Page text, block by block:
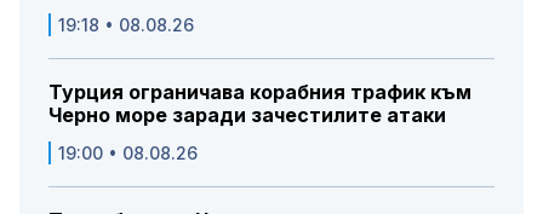
19:18 • 08.08.26
Турция ограничава корабния трафик към
Черно море заради зачестилите атаки
19:00 • 08.08.26